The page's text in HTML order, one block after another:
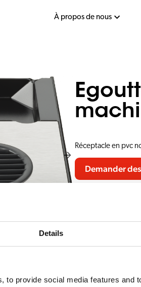
Details
to provide social media features and
À propos de nous
Réceptacle en pvc
Demander